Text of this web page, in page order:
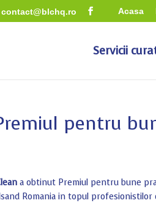
contact@blchq.ro Acasa
Servicii
pentru
a obtinut Premiul pentru bune
Romania in topul